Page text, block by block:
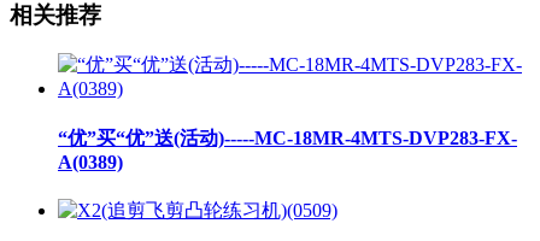
相关推荐
“优”买“优”送(活动)-----MC-18MR-4MTS-DVP283-FX-
A(0389)